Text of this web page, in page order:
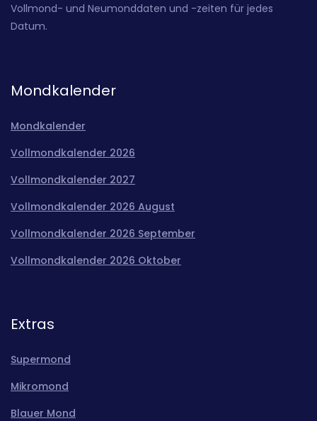
Vollmond- und Neumonddaten und -zeiten für jedes
Datum.
Mondkalender
Mondkalender
Vollmondkalender 2026
Vollmondkalender 2027
Vollmondkalender 2026 August
Vollmondkalender 2026 September
Vollmondkalender 2026 Oktober
Extras
Supermond
Mikromond
Blauer Mond